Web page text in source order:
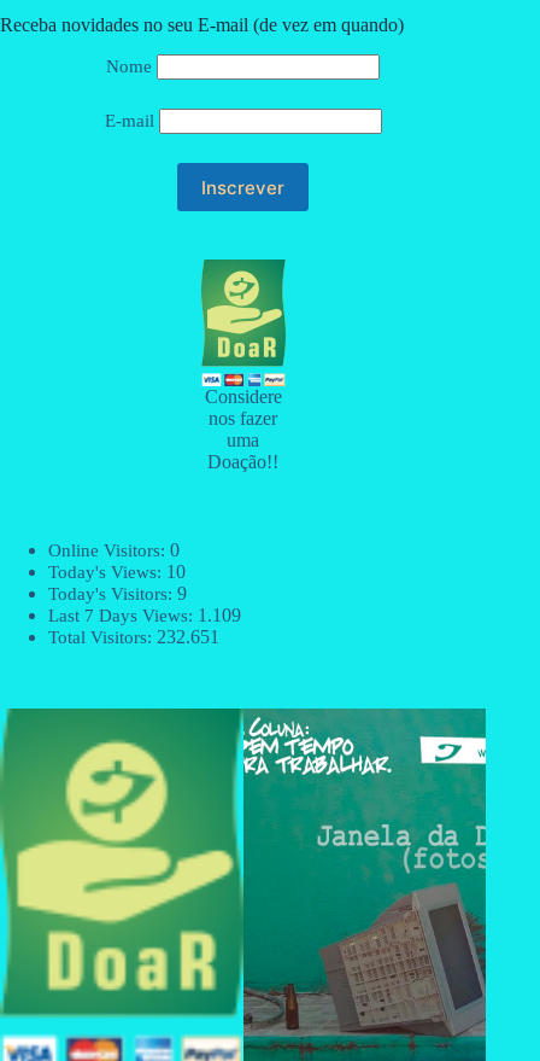
Receba novidades no seu E-mail (de vez em quando)
Nome
E-mail
Considere
nos fazer
uma
Doação!!
Online Visitors: 0
Today's Views: 10
Today's Visitors: 9
Last 7 Days Views: 1.109
Total Visitors: 232.651